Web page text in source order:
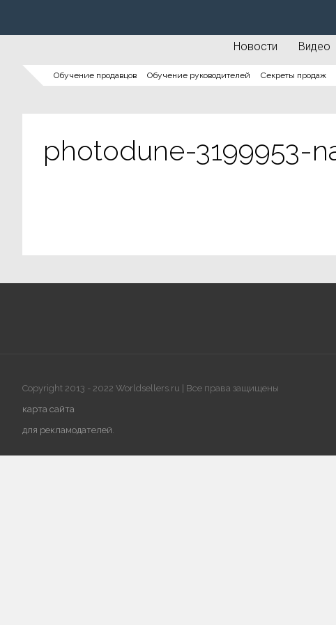
Новости Видео
Обучение продавцов Обучение руководителей Секреты продаж
photodune-3199953-
Copyright 2013 - 2022 Worldsellers.ru | Все права защищены
карта сайта
для рекламодателей